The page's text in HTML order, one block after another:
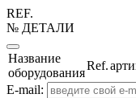
REF.
№ ДЕТАЛИ
Название
оборудования
Ref.
E-mail: